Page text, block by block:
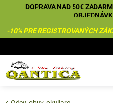
DOPRAVA NAD 50€
-10% PRE REGISTROVANÝCH